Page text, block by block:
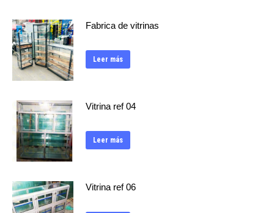
Fabrica de vitrinas
Leer más
Vitrina ref 04
Leer más
Vitrina ref 06